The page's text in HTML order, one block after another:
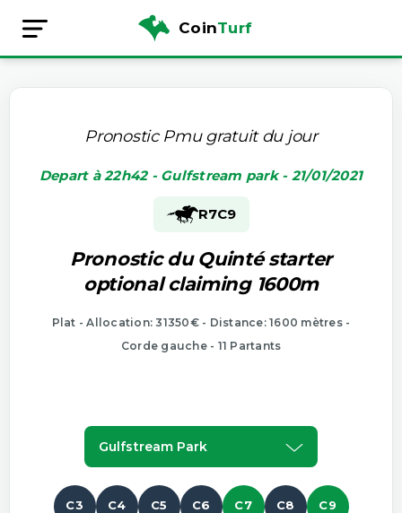
CoinTurf
Pronostic Pmu gratuit du jour
Depart à 22h42 - Gulfstream park - 21/01/2021
R7C9
Pronostic du Quinté starter
optional claiming 1600m
Plat - Allocation: 31350€ - Distance: 1600 mètres -
Corde gauche - 11 Partants
Gulfstream Park
C3 C4 C5 C6 C7 C8 C9